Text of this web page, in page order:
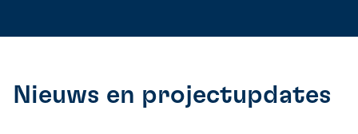
Nieuws en projectupdates